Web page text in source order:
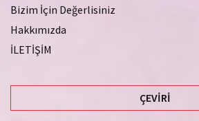
Bizim İçin Değerlisiniz
Hakkımızda
İLETİŞİM
ÇEVIRI